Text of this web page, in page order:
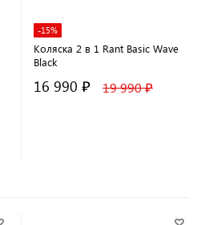
-15%
Коляска 2 в 1 Rant Basic Wave
Black
16 990 ₽ 19 990 ₽